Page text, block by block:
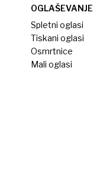
OGLAŠEVANJE
Spletni oglasi
Tiskani oglasi
Osmrtnice
Mali oglasi